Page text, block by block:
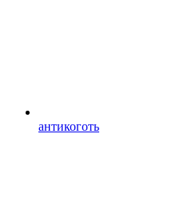
антикоготь